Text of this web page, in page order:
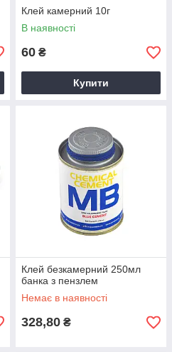
Клей камерний 10г
В наявності
60 ₴
Купити
Клей безкамерний 250мл
банка з пензлем
Немає в наявності
328,80 ₴